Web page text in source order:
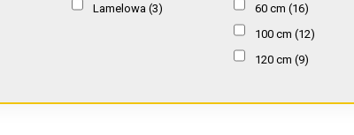
Lamelowa (3)
60 cm (16)
100 cm (12)
120 cm (9)